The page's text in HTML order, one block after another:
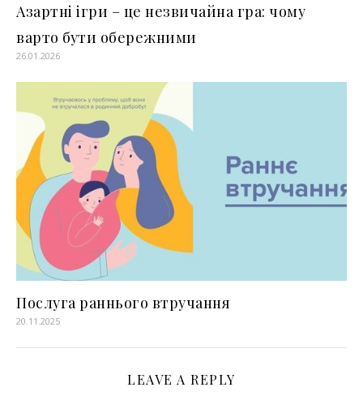
Азартні ігри – це незвичайна гра: чому
варто бути обережними
26.01.2026
Послуга раннього втручання
20.11.2025
LEAVE A REPLY